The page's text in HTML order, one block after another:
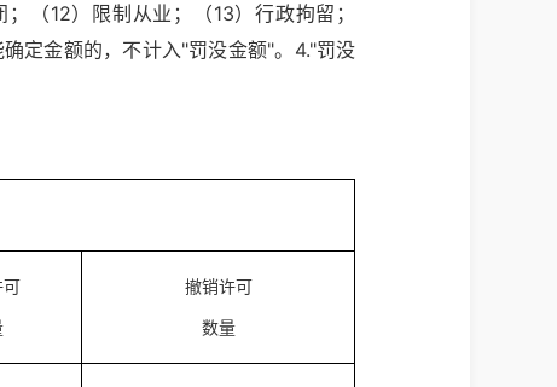
（12）限制从业；（13）行政拘留；
定金额的，不计入"罚没金额"。4."罚没
可
撤销许可
数量